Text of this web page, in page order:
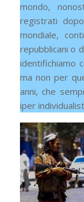
mondo,
registrati
mondiale,
repubblicani o
identifichiamo
ma non per
anni, che
iper